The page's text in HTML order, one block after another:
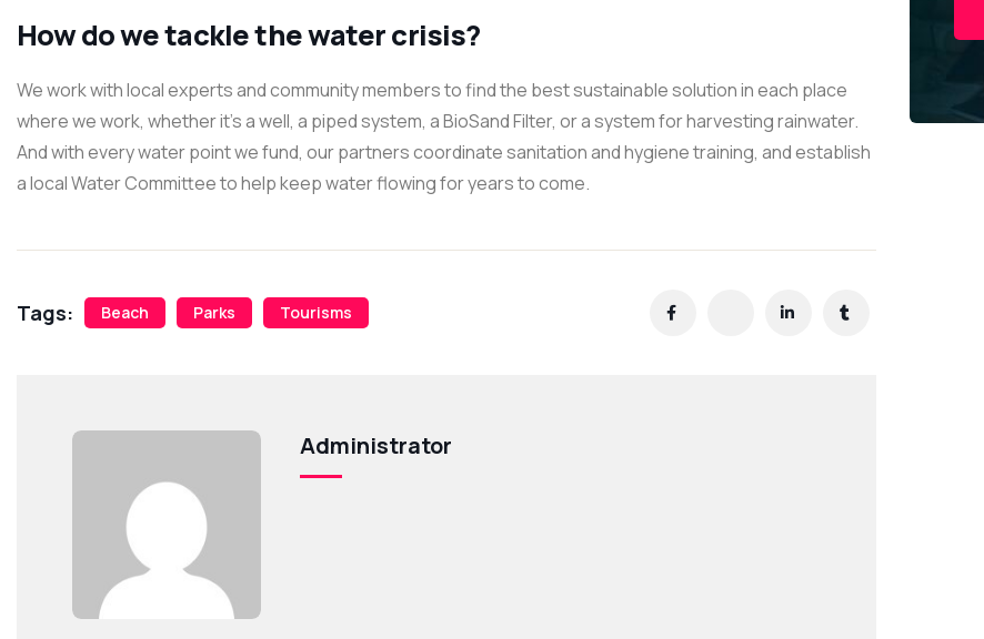
How do we tackle the water crisis?
We work with local experts and community members to find the best sustainable solution in each place
where we work, whether it’s a well, a piped system, a BioSand Filter, or a system for harvesting rainwater.
And with every water point we fund, our partners coordinate sanitation and hygiene training, and establish
a local Water Committee to help keep water flowing for years to come.
Tags: Beach Parks Tourisms
Administrator